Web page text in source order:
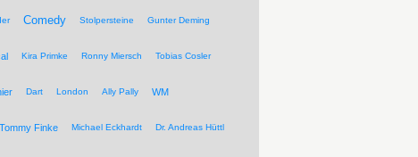
Comedy Stolpersteine Gunter Deming
Kira Primke Ronny Miersch Tobias Cosler
Dart London Ally Pally WM
Tommy Finke Michael Eckhardt Dr. Andreas Hüttl